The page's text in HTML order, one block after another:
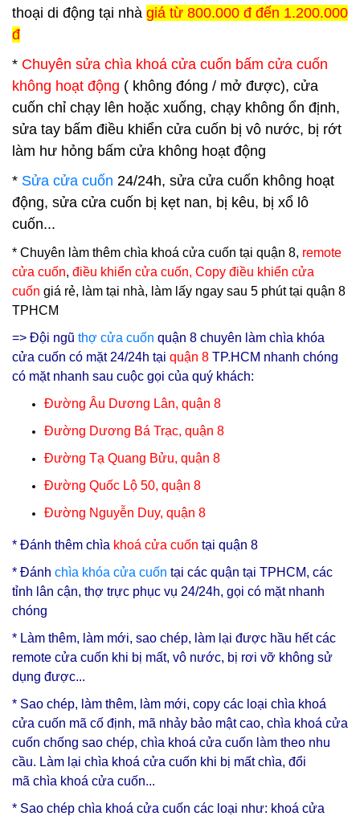
thoại di động tại nhà giá từ 800.000 đ đến 1.200.000
đ
* Chuyên sửa chìa khoá cửa cuốn bấm cửa cuốn
không hoạt động ( không đóng / mở được), cửa
cuốn chỉ chạy lên hoặc xuống, chạy không ổn định,
sửa tay bấm điều khiển cửa cuốn bị vô nước, bị rớt
làm hư hỏng bấm cửa không hoạt động
* Sửa cửa cuốn 24/24h, sửa cửa cuốn không hoạt
động, sửa cửa cuốn bị kẹt nan, bị kêu, bị xổ lô
cuốn...
* Chuyên làm thêm chìa khoá cửa cuốn tại quận 8, remote
cửa cuốn, điều khiển cửa cuốn, Copy điều khiển cửa
cuốn giá rẻ, làm tại nhà, làm lấy ngay sau 5 phút tại quận 8
TPHCM
=> Đội ngũ thợ cửa cuốn quận 8 chuyên làm chìa khóa
cửa cuốn có mặt 24/24h tại quận 8 TP.HCM nhanh chóng
có mặt nhanh sau cuộc gọi của quý khách:
Đường Âu Dương Lân, quận 8
Đường Dương Bá Trạc, quận 8
Đường Tạ Quang Bửu, quận 8
Đường Quốc Lộ 50, quận 8
Đường Nguyễn Duy, quận 8
* Đánh thêm chìa khoá cửa cuốn tại quận 8
* Đánh chìa khóa cửa cuốn tại các quận tại TPHCM, các
tỉnh lân cận, thợ trực phục vụ 24/24h, gọi có mặt nhanh
chóng
* Làm thêm, làm mới, sao chép, làm lại được hầu hết các
remote cửa cuốn khi bị mất, vô nước, bị rơi vỡ không sử
dụng được...
* Sao chép, làm thêm, làm mới, copy các loại chìa khoá
cửa cuốn mã cố định, mã nhảy bảo mật cao, chìa khoá cửa
cuốn chống sao chép, chìa khoá cửa cuốn làm theo nhu
cầu. Làm lại chìa khoá cửa cuốn khi bị mất chìa, đổi
mã chìa khoá cửa cuốn...
* Sao chép chìa khoá cửa cuốn các loại như: khoá cửa